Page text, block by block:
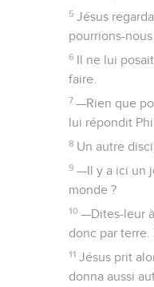
5 Jésus
pourrions-
6 Il ne lui
faire.
7 —Rien que
lui répondit
8 Un autre
9 —Il y a ici un
monde ?
10 —Dites-leur
donc par terre.
11 Jésus prit
donna aussi